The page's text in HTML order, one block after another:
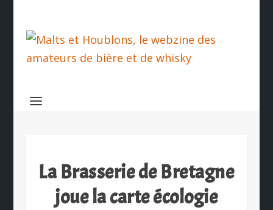
La Brasserie de Bretagne
joue la carte écologie